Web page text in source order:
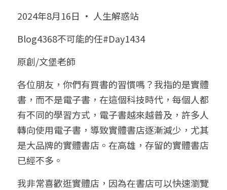
心靈成長
人氣最高
站長精選
臉書生活
好書推廌
團隊訓練營
八字視頻
陽宅視頻
線上直播
自我挑戰
八字初階班1
八字初階班2
八字進階班
八字中階班
八字高階班
五人實戰班
五行計算初階班
五行計算高階班
命理商城
八字完整班
《十神高階實戰錄》完整典藏版
科學八字推理PDF
八字批命
小兒命名
我的著作
科學八字推理1
科學八字推理2
科學八字推理3
科學八字輕鬆學
輕鬆學會科學八字推理
與我預約
批命預約
上課預約
常見問題
FB粉絲頁
登錄 / 註冊
搜索
繁體中文
繁體中文
0938617837
2024年8月16日 · 人生解惑站
Blog4368不可能的任#Day1434
原創/文堡老師
各位朋友，你們有買書的習慣嗎？我指的是實體
書，而不是電子書，在這個科技時代，每個人都
有不同的學習方式，電子書越來越普及，許多人
轉向使用電子書，導致實體書店逐漸減少，尤其
是大品牌的實體書店。在高雄，存留的實體書店
已經不多。
我非常喜歡逛實體店，因為在書店可以快速瀏覽